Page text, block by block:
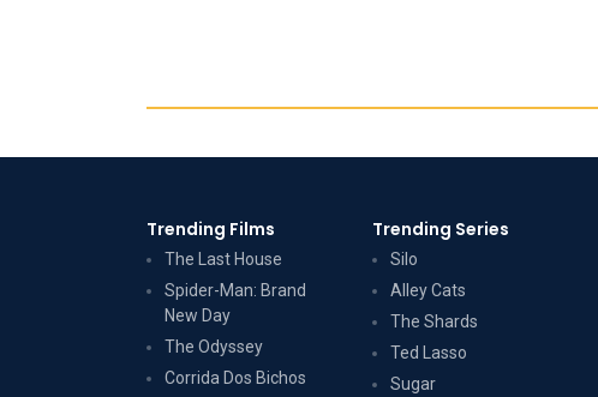
Trending Films
The Last House
Spider-Man: Brand
New Day
The Odyssey
Corrida Dos Bichos
Trending Series
Silo
Alley Cats
The Shards
Ted Lasso
Sugar